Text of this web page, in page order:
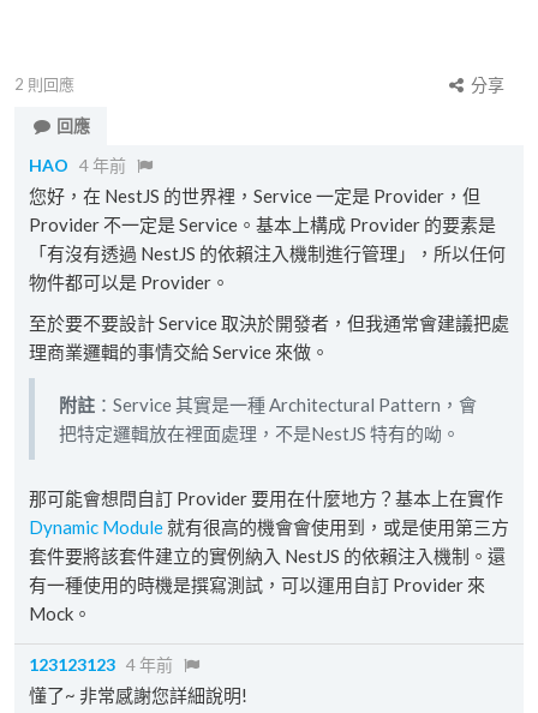
2 則回應
分享
回應
HAO 4 年前
您好，在 NestJS 的世界裡，Service 一定是 Provider，但
Provider 不一定是 Service。基本上構成 Provider 的要素是
「有沒有透過 NestJS 的依賴注入機制進行管理」，所以任何
物件都可以是 Provider。
至於要不要設計 Service 取決於開發者，但我通常會建議把處
理商業邏輯的事情交給 Service 來做。
附註 ：Service 其實是一種 Architectural Pattern，會
把特定邏輯放在裡面處理，不是NestJS 特有的呦。
那可能會想問自訂 Provider 要用在什麼地方？基本上在實作
Dynamic Module就有很高的機會會使用到，或是使用第三方
套件要將該套件建立的實例納入 NestJS 的依賴注入機制。還
有一種使用的時機是撰寫測試，可以運用自訂 Provider 來
Mock。
123123123 4 年前
懂了~ 非常感謝您詳細說明!